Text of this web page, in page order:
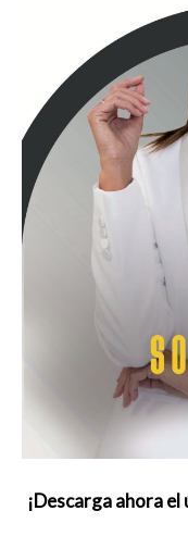
¡Descarga ahora